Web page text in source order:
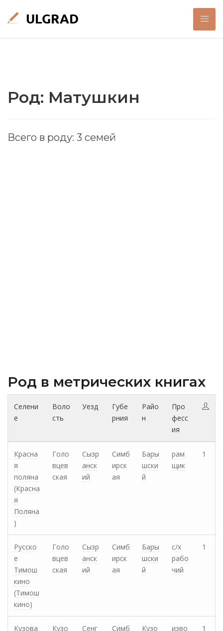
Род: Матушкин
Всего в роду: 3 семей
Род в метрических книгах
Селени
е
Воло
сть
Уезд
Губе
рния
Райо
н
Про
фесс
ия
Красна
я
поляна
(Красна
я
Поляна
)
Голо
вцев
ская
Сызр
анск
ий
Симб
ирск
ая
Бары
шски
й
рам
щик
1
Русско
е
Тимош
кино
(Тимош
кино)
Голо
вцев
ская
Сызр
анск
ий
Симб
ирск
ая
Бары
шски
й
с/х
рабо
чий
1
Кузова
Кузо
Сенг
Симб
Кузо
изво
1